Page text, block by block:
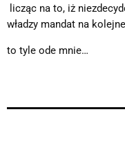
licząc na to, iż
władzy mandat na
to tyle ode mnie…